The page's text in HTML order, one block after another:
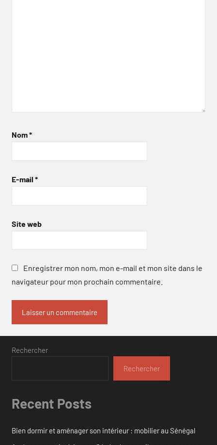
Nom*
E-mail *
Site web
Enregistrer mon nom, mon e-mail et mon site dans le
navigateur pour mon prochain commentaire.
Rechercher
Rechercher
Recent Posts
Bien dormir et aménager son intérieur : mobilier au Sénégal